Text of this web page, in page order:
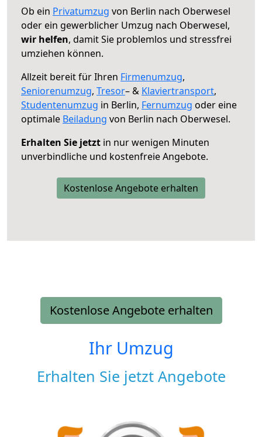
Ob ein Privatumzug von Berlin nach Oberwesel
oder ein gewerblicher Umzug nach Oberwesel,
wir helfen, damit Sie problemlos und stressfrei
umziehen können.
Allzeit bereit für Ihren Firmenumzug,
Seniorenumzug, Tresor– & Klaviertransport,
Studentenumzug in Berlin, Fernumzug oder eine
optimale Beiladung von Berlin nach Oberwesel.
Erhalten Sie jetzt in nur wenigen Minuten
unverbindliche und kostenfreie Angebote.
Kostenlose Angebote erhalten
Kostenlose Angebote erhalten
Ihr Umzug
Erhalten Sie jetzt Angebote